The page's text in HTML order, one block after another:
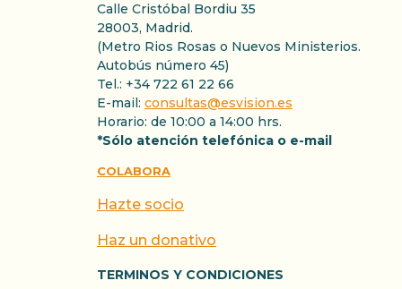
Calle Cristóbal Bordiu 35
28003, Madrid.
(Metro Rios Rosas o Nuevos Ministerios.
Autobús número 45)
Tel.: +34 722 61 22 66
E-mail: consultas@esvision.es
Horario: de 10:00 a 14:00 hrs.
*Sólo atención telefónica o e-mail
COLABORA
Hazte socio
Haz un donativo
TERMINOS Y CONDICIONES